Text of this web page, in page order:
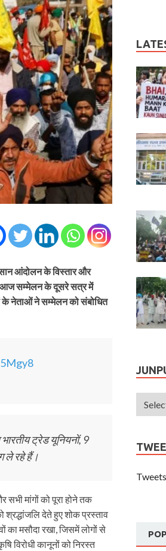
आंदोलन के विस्तार और
आज सम्मेलन के दूसरे सत्र में
नेताओं ने सम्मेलन को संबोधित
ट्रेड यूनियनों, 9
ले रहे हैं।
सभी मांगों को पूरा होने तक
देते हुए शोक प्रस्ताव
का मसौदा रखा, जिसमें लोगों से
विरोधी कानूनों को निरस्त